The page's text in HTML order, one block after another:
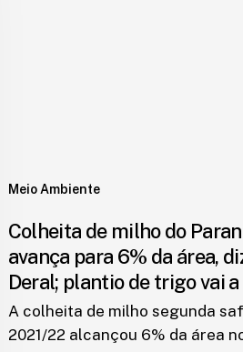
Meio Ambiente
Colheita de milho do
avança para 6% da área,
Deral; plantio de trigo vai
A colheita de milho segunda
2021/22 alcançou 6% da área